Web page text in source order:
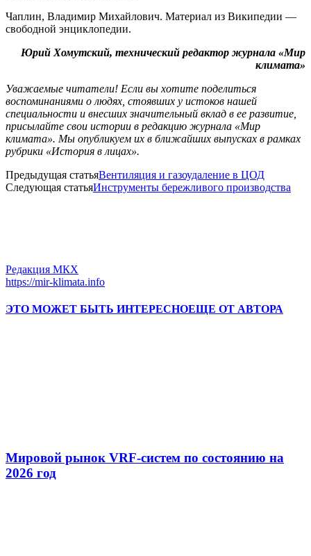
Чаплин, Владимир Михайлович. Материал из Википедии —
свободной энциклопедии.
Юрий Хомутский, технический редактор журнала «Мир
климата»
Уважаемые читатели! Если вы хотите поделиться
воспоминаниями о людях, стоявших у истоков нашей
специальности и внесших значительный вклад в ее развитие,
присылайте свои истории в редакцию журнала «Мир
климата». Мы опубликуем их в ближайших выпусках в рамках
рубрики «История в лицах».
Предыдущая статьяВентиляция и газоудаление в ЦОД
Следующая статьяИнструменты бережливого производства
Редакция МКХ
https://mir-klimata.info
ЭТО МОЖЕТ БЫТЬ ИНТЕРЕСНОЕЩЕ ОТ АВТОРА
Мировой рынок VRF-систем по состоянию на
2026 год